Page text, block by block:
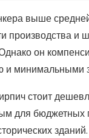
выше
производства и
он
и минимальными
стоит
для бюджетных
зданий.